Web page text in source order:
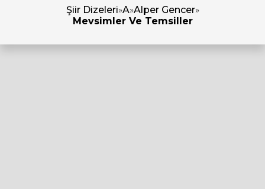
Şiir Dizeleri»A»Alper Gencer»
Mevsimler Ve Temsiller